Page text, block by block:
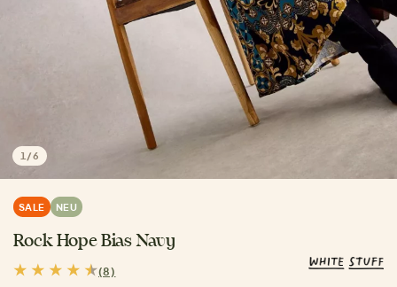
1 /6
SALE NEU
Rock Hope Bias Navy
(8)